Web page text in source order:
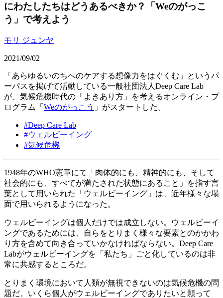
にわたしたちはどうあるべきか？「Weのがっこ
う」で考えよう
モリ ジュンヤ
2021/09/02
「あらゆるいのちへのケアする想像力をはぐくむ」というパ
ーパスを掲げて活動している一般社団法人Deep Care Lab
が、気候危機時代の「よきあり方」を考えるオンライン・プ
ログラム「 Weのがっこう 」がスタートした。
#Deep Care Lab
#ウェルビーイング
#気候危機
1948年のWHO憲章にて「肉体的にも、精神的にも、そして
社会的にも、すべてが満たされた状態にあること」を指す言
葉として用いられた「ウェルビーイング」は、近年様々な場
面で用いられるようになった。
ウェルビーイングは個人だけでは成立しない。ウェルビーイ
ングであるためには、自らをとりまく様々な要素とのかかわ
り方を含めて向き合っていかなければならない。Deep Care
Labがウェルビーイングを「私たち」ごと化しているのは非
常に共感するところだ。
とりまく環境において人類が無視できないのは気候危機の問
題だ。いくら個人がウェルビーイングでありたいと願って